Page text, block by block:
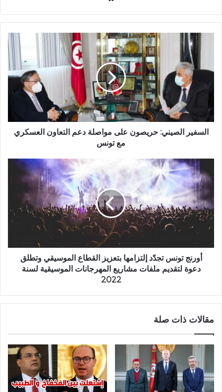
السفير الصيني: حريصون على مواصلة دعم التعاون العسكري
مع تونس
أورنج تونس تجدّد إلتزامها بتعزيز القطاع الموسيقي وتطلق
دعوة لتقديم ملفات مشاريع المهرجانات الموسيقية لسنة
2022
مقالات ذات صلة